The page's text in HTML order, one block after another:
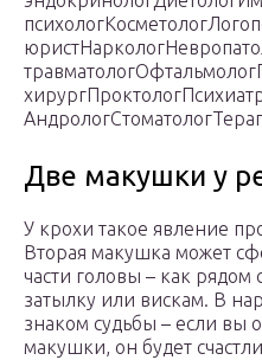
Две макушки у
У крохи такое явление
Вторая макушка может
части головы – как рядом
затылку или вискам. В
знаком судьбы – если вы
макушки, он будет